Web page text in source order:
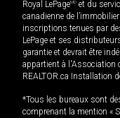
Royal LePageMD et du
canadienne de
inscriptions tenues par
LePage et ses
garantie et devrait être
appartient à l'Association
REALTOR.ca Installation
*Tous les bureaux sont
comprenant la mention «